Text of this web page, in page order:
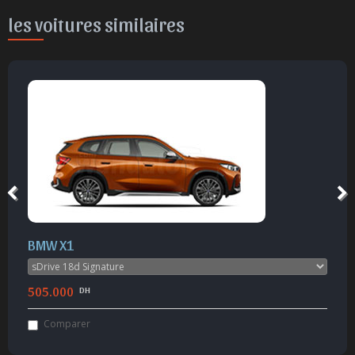
les voitures similaires
BMW X1
505.000 DH
Comparer